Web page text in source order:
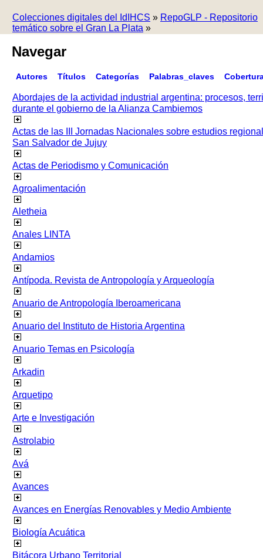
Colecciones digitales del IdIHCS » RepoGLP - Repositorio
temático sobre el Gran La Plata »
Navegar
Autores Títulos Categorías Palabras_claves
Abordajes de la actividad industrial argentina: procesos,
durante el gobierno de la Alianza Cambiemos
Actas de las III Jornadas Nacionales sobre estudios
San Salvador de Jujuy
Actas de Periodismo y Comunicación
Agroalimentación
Aletheia
Anales LINTA
Andamios
Antípoda. Revista de Antropología y Arqueología
Anuario de Antropología Iberoamericana
Anuario del Instituto de Historia Argentina
Anuario Temas en Psicología
Arkadin
Arquetipo
Arte e Investigación
Astrolabio
Avá
Avances
Avances en Energías Renovables y Medio Ambiente
Biología Acuática
Bitácora Urbano Territorial